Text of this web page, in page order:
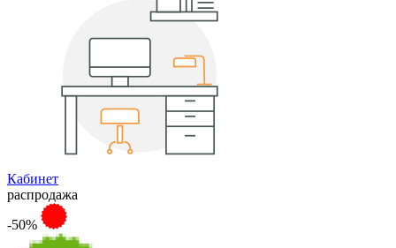
Кабинет
распродажа
-50%